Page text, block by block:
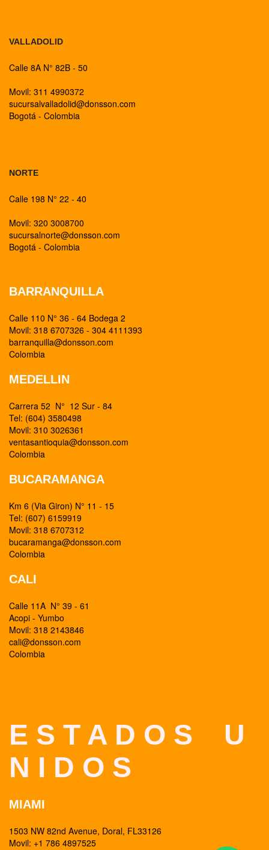
VALLADOLID
Calle 8A N° 82B - 50
Movil: 311 4990372
sucursalvalladolid@donsson.com
Bogotá - Colombia
NORTE
Calle 198 N° 22 - 40
Movil: 320 3008700
sucursalnorte@donsson.com
Bogotá - Colombia
BARRANQUILLA
Calle 110 N° 36 - 64 Bodega 2
Movil: 318 6707326 - 304 4111393
barranquilla@donsson.com
Colombia
MEDELLIN
Carrera 52 N° 12 Sur - 84
Tel: (604) 3580498
Movil: 310 3026361
ventasantioquia@donsson.com
Colombia
BUCARAMANGA
Km 6 (Via Giron) N° 11 - 15
Tel: (607) 6159919
Movil: 318 6707312
bucaramanga@donsson.com
Colombia
CALI
Calle 11A N° 39 - 61
Acopi - Yumbo
Movil: 318 2143846
cali@donsson.com
Colombia
E S T A D O S U
N I D O S
MIAMI
1503 NW 82nd Avenue, Doral, FL33126
Movil: +1 786 4897525